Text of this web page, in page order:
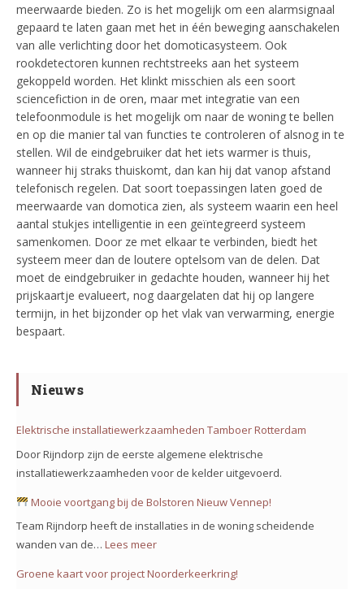
meerwaarde bieden. Zo is het mogelijk om een alarmsignaal
gepaard te laten gaan met het in één beweging aanschakelen
van alle verlichting door het domoticasysteem. Ook
rookdetectoren kunnen rechtstreeks aan het systeem
gekoppeld worden. Het klinkt misschien als een soort
sciencefiction in de oren, maar met integratie van een
telefoonmodule is het mogelijk om naar de woning te bellen
en op die manier tal van functies te controleren of alsnog in te
stellen. Wil de eindgebruiker dat het iets warmer is thuis,
wanneer hij straks thuiskomt, dan kan hij dat vanop afstand
telefonisch regelen. Dat soort toepassingen laten goed de
meerwaarde van domotica zien, als systeem waarin een heel
aantal stukjes intelligentie in een geïntegreerd systeem
samenkomen. Door ze met elkaar te verbinden, biedt het
systeem meer dan de loutere optelsom van de delen. Dat
moet de eindgebruiker in gedachte houden, wanneer hij het
prijskaartje evalueert, nog daargelaten dat hij op langere
termijn, in het bijzonder op het vlak van verwarming, energie
bespaart.
Nieuws
Elektrische installatiewerkzaamheden Tamboer Rotterdam
Door Rijndorp zijn de eerste algemene elektrische
installatiewerkzaamheden voor de kelder uitgevoerd.
Mooie voortgang bij de Bolstoren Nieuw Vennep!
Team Rijndorp heeft de installaties in de woning scheidende
wanden van de… Lees meer:
Groene kaart voor project Noorderkeerkring!